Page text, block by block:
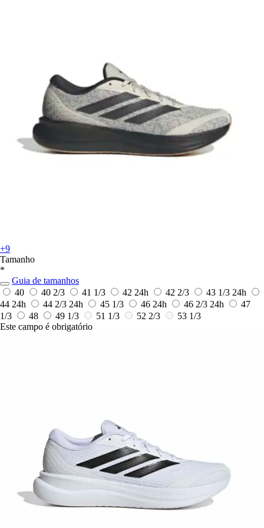
+9
Tamanho
*
Guia de tamanhos
40
40 2/3 41 1/3 42 24h 42 2/3 43 1/3 24h
44 24h 44 2/3 24h 45 1/3 46 24h 46 2/3 24h
47
1/3
48 49 1/3 51 1/3 52 2/3
53 1/3
Este campo é obrigatório